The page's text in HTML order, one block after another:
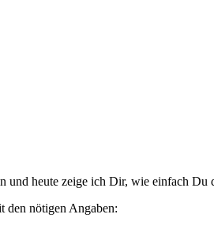
und heute zeige ich Dir, wie einfach Du
den nötigen Angaben: